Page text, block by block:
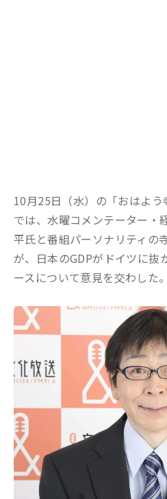
10月25日（水）の「おはよう
では、水曜コメンテーター・
平氏と番組パーソナリティの
が、日本のGDPがドイツに抜
ースについて意見を交わした。